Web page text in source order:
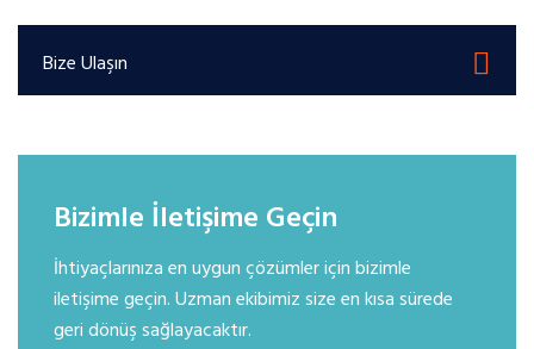
Bize Ulaşın
Bizimle İletişime Geçin
İhtiyaçlarınıza en uygun çözümler için bizimle
iletişime geçin. Uzman ekibimiz size en kısa sürede
geri dönüş sağlayacaktır.